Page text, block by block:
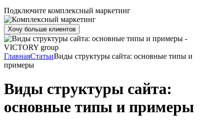
Подключите комплексный маркетинг
Хочу больше клиентов
ГлавнаяСтатьиВиды структуры сайта: основные типы и
примеры
Виды структуры сайта:
основные типы и примеры